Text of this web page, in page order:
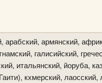
армянский,
галисийский,
итальянский, йоруба,
кхмерский,